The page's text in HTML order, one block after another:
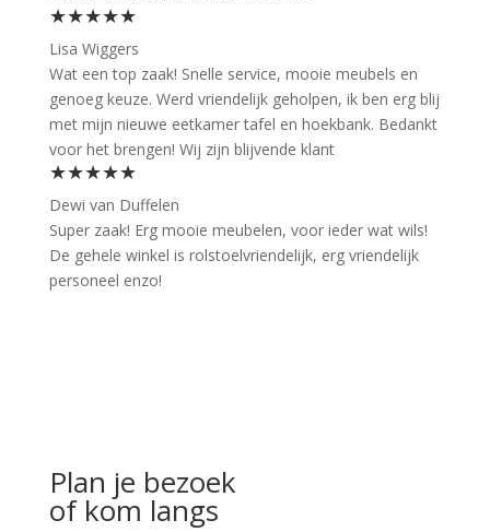
★★★★★
Lisa Wiggers
Wat een top zaak! Snelle service, mooie meubels en
genoeg keuze. Werd vriendelijk geholpen, ik ben erg blij
met mijn nieuwe eetkamer tafel en hoekbank. Bedankt
voor het brengen! Wij zijn blijvende klant
★★★★★
Dewi van Duffelen
Super zaak! Erg mooie meubelen, voor ieder wat wils!
De gehele winkel is rolstoelvriendelijk, erg vriendelijk
personeel enzo!
Plan je bezoek
of kom langs